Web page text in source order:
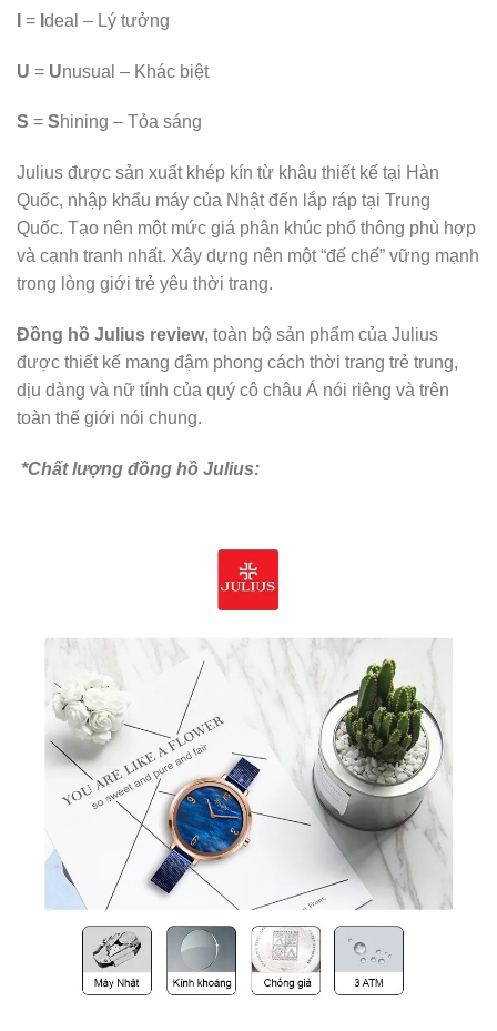
= deal – Lý tưởng
U = Unusual – Khác biệt
S = Shining – Tỏa sáng
Julius được sản xuất khép kín từ khâu thiết kế tại Hàn
Quốc, nhập khẩu máy của Nhật đến lắp ráp tại Trung
Quốc. Tạo nên một mức giá phân khúc phổ thông phù hợp
và cạnh tranh nhất. Xây dựng nên một “đế chế” vững mạnh
trong lòng giới trẻ yêu thời trang.
Đồng hồ Julius review, toàn bộ sản phẩm của Julius
được thiết kế mang đậm phong cách thời trang trẻ trung,
dịu dàng và nữ tính của quý cô châu Á nói riêng và trên
toàn thế giới nói chung.
*Chất lượng đồng hồ Julius: